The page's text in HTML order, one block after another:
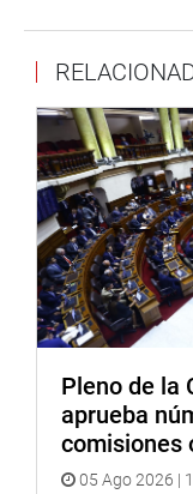
población
En ese sentido, la
de servicios
tratamiento de
cusqueña.
Lima, 12 de mayo
PRENSA-CONGRESO
Pleno de la
aprueba
comisiones
05 Ago 2026 |